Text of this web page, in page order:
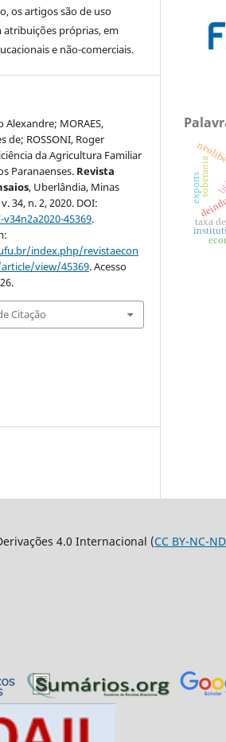
os artigos são de uso
próprias, em
e não-comerciais.
Alexandre; MORAES,
de; ROSSONI, Roger
da Agricultura Familiar
Paranaenses. Revista
, Uberlândia, Minas
34, n. 2, 2020. DOI:
v34n2a2020-45369.
index.php/revistaecon
view/45369. Acesso
Citação
taxa
soberania
exports
4.0 Internacional (CC BY-NC-